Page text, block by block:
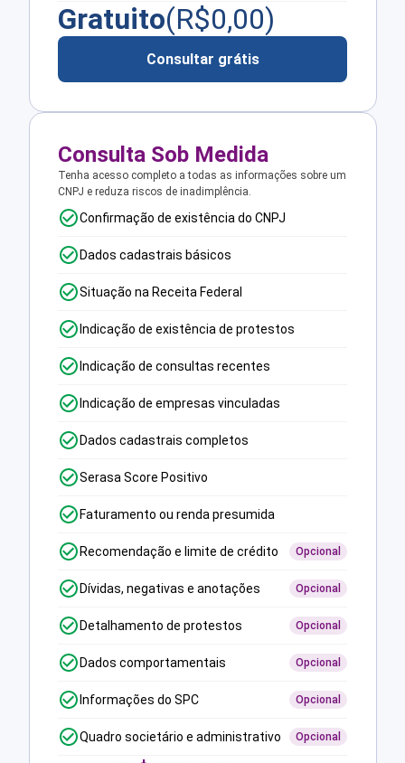
Gratuito(R$0,00)
Consultar grátis
Consulta Sob Medida
Tenha acesso completo a todas as informações sobre um
CNPJ e reduza riscos de inadimplência.
Confirmação de existência do CNPJ
Dados cadastrais básicos
Situação na Receita Federal
Indicação de existência de protestos
Indicação de consultas recentes
Indicação de empresas vinculadas
Dados cadastrais completos
Serasa Score Positivo
Faturamento ou renda presumida
Recomendação e limite de crédito Opcional
Dívidas, negativas e anotações Opcional
Detalhamento de protestos Opcional
Dados comportamentais Opcional
Informações do SPC Opcional
Quadro societário e administrativo Opcional